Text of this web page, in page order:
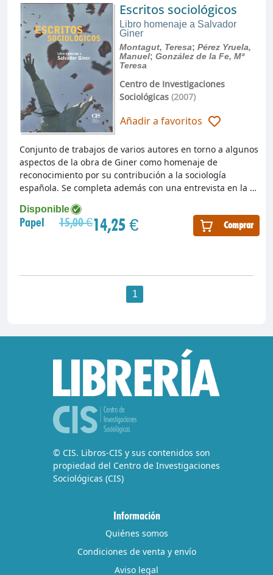
Escritos sociológicos
Libro homenaje a Salvador
Giner
Montagut, Teresa; Pérez Yruela,
Manuel; González de la Fe, Mª
Teresa
Centro de Investigaciones
Sociológicas(2007)
Añadir a favoritos
Disponible
Papel 15,00 €14,25 € Comprar
Conjunto de trabajos de varios autores en torno a algunos
aspectos de la obra de Giner como homenaje de
reconocimiento por su contribución a la sociología
española. Se completa además con una entrevista en la …
1
© CIS. Libros-CIS y sus contenidos son
propiedad del Centro de Investigaciones
Sociológicas (CIS)
Información
Quiénes somos
Condiciones de venta y envío
Aviso legal